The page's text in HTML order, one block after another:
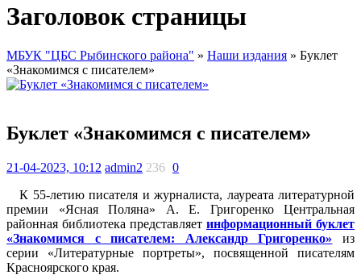
Заголовок страницы
МБУК "ЦБС Рыбинского района" » Наши издания » Буклет
«Знакомимся с писателем»
Буклет «Знакомимся с писателем»
21-04-2023, 10:12 admin2 236 0
К 55-летию писателя и журналиста, лауреата литературной
премии «Ясная Поляна» А. Е. Григоренко Центральная
районная библиотека представляет информационный буклет
«Знакомимся с писателем: Александр Григоренко» из
серии «Литературные портреты», посвященной писателям
Красноярского края.